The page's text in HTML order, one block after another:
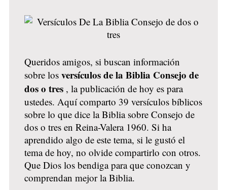
Queridos amigos, si buscan información
sobre los versículos de la Biblia Consejo de
dos o tres , la publicación de hoy es para
ustedes. Aquí comparto 39 versículos bíblicos
sobre lo que dice la Biblia sobre Consejo de
dos o tres en Reina-Valera 1960. Si ha
aprendido algo de este tema, si le gustó el
tema de hoy, no olvide compartirlo con otros.
Que Dios los bendiga para que conozcan y
comprendan mejor la Biblia.